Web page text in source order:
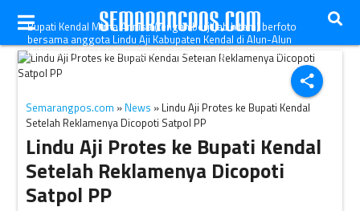
share
Bupati Kendal Mirna Annisa (tengah berjiljab hitam) berfoto
bersama anggota Lindu Aji Kabupaten Kendal di Alun-Alun
Kabupaten Kendal, Jateng setelah berdialog terkait masalah
reklame, Senin (28/5/2018). (Kendalkab.go.id)
Semarangpos.com » News » Lindu Aji Protes ke Bupati Kendal
Setelah Reklamenya Dicopoti Satpol PP
Lindu Aji Protes ke Bupati Kendal
Setelah Reklamenya Dicopoti
Satpol PP